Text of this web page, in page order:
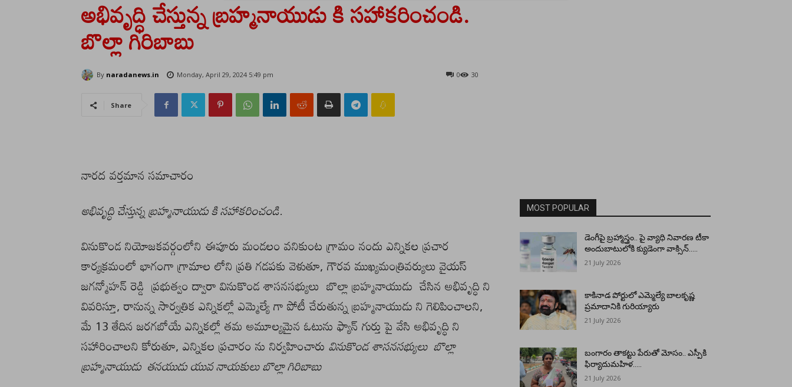
అభివృద్ధి చేస్తున్న బ్రహ్మనాయుడు కి సహాకరించండి.
బొల్లా గిరిబాబు
By naradanews.in Monday, April 29, 2024 5:49 pm 30
0
Share
నారద వర్తమాన సమాచారం
అభివృద్ధి చేస్తున్న బ్రహ్మనాయుడు కి సహాకరించండి.
వినుకొండ నియోజకవర్గంలోని ఈపూరు మండలం వనికుంట గ్రామం నందు ఎన్నికల ప్రచార
కార్యక్రమంలో భాగంగా గ్రామాల లోని ప్రతి గడపకు వెళుతూ, గౌరవ ముఖ్యమంత్రివర్యులు వైయస్
జగన్మోహన్ రెడ్డి ప్రభుత్వం ద్వారా వినుకొండ శాసనసభ్యులు బొల్లా బ్రహ్మనాయుడు చేసిన అభివృద్ధి ని
వివరిస్తూ, రానున్న సార్వత్రిక ఎన్నికల్లో ఎమ్మెల్యే గా పోటీ చేరుతున్న బ్రహ్మనాయుడు ని గెలిపించాలని,
మే 13 తేదిన జరగబోయే ఎన్నికల్లో తమ అమూల్యమైన ఓటును ఫ్యాన్ గుర్తు పై వేసి అభివృద్ధి ని
సహారించాలని కోరుతూ, ఎన్నికల ప్రచారం ను నిర్వహించారు వినుకొండ శాసనసభ్యులు బొల్లా
బ్రహ్మనాయుడు తనయుడు యువ నాయకులు బొల్లా గిరిబాబు
MOST POPULAR
డెంగీపై బ్రహ్మాస్త్రం.. పై వ్యాధి నివారణ టీకా
అందుబాటులోకి క్యుడెంగా వాక్సిన్…..
21 July 2026
కాకినాడ పోర్టులో ఎమ్మెల్యే బాలకృష్ణ
ప్రమాదానికి గురియ్యారు
21 July 2026
బంగారం తాకట్టు పేరుతో మోసం.. ఎస్పీకి
ఫిర్యాదుమహిళ…..
21 July 2026